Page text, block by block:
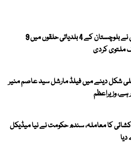
الیکشن کمیشن نے بلوچستان کے 4 بلدیاتی حلقوں میں 9
ملتوی کردی
شکل دینے میں فیلڈ مارشل سید عاصم منیر
ہے، وزیراعظم
کا معاملہ، سندھ حکومت نے نیا میڈیکل